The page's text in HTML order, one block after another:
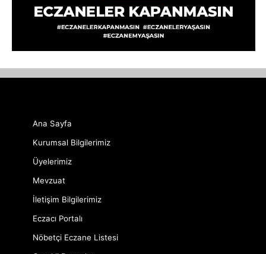
Ana Sayfa
Kurumsal Bilgilerimiz
Üyelerimiz
Mevzuat
İletişim Bilgilerimiz
Eczacı Portalı
Nöbetçi Eczane Listesi